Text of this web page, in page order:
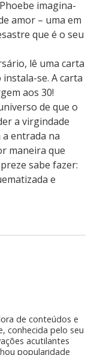
imagina-
amor – uma em
que é o seu
lê uma carta
se. A carta
aos 30!
de que o
a virgindade
a entrada na
maneira que
sabe fazer:
e
de conteúdos e
conhecida pelo seu
acutilantes
popularidade